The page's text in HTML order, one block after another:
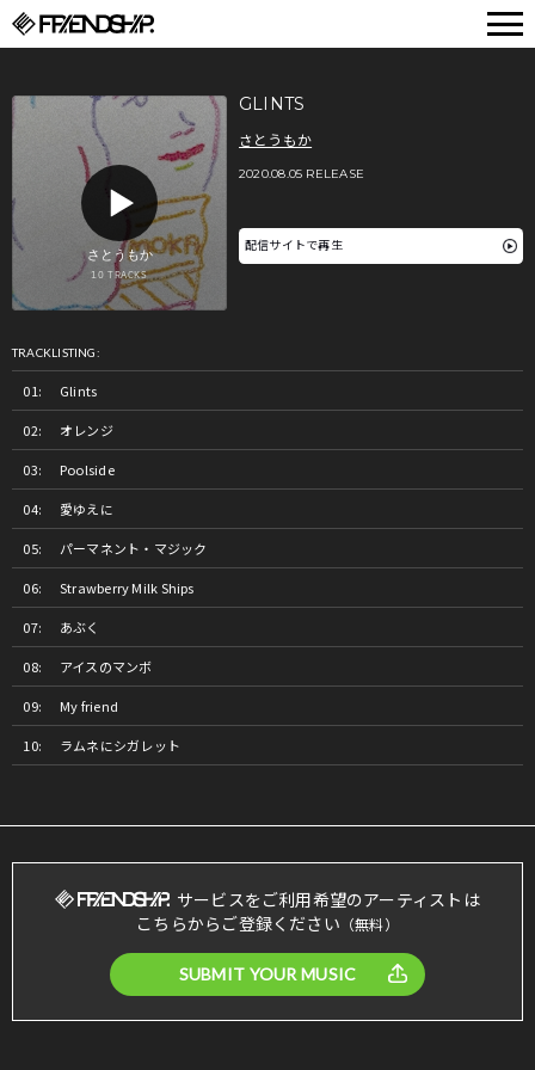
GLINTS
さとうもか
2020.08.05 RELEASE
配信サイトで再生
TRACKLISTING:
Glints
オレンジ
Poolside
愛ゆえに
パーマネント・マジック
Strawberry Milk Ships
あぶく
アイスのマンボ
My friend
ラムネにシガレット
サービスをご利用希望のアーティストは
こちらからご登録ください （無料）
SUBMIT YOUR MUSIC